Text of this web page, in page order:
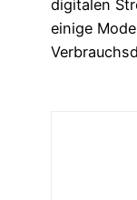
digitalen
einige